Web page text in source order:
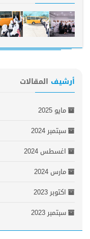
أرشيف المقالات
مايو 2025
سبتمبر 2024
اغسطس 2024
مارس 2024
اكتوبر 2023
سبتمبر 2023